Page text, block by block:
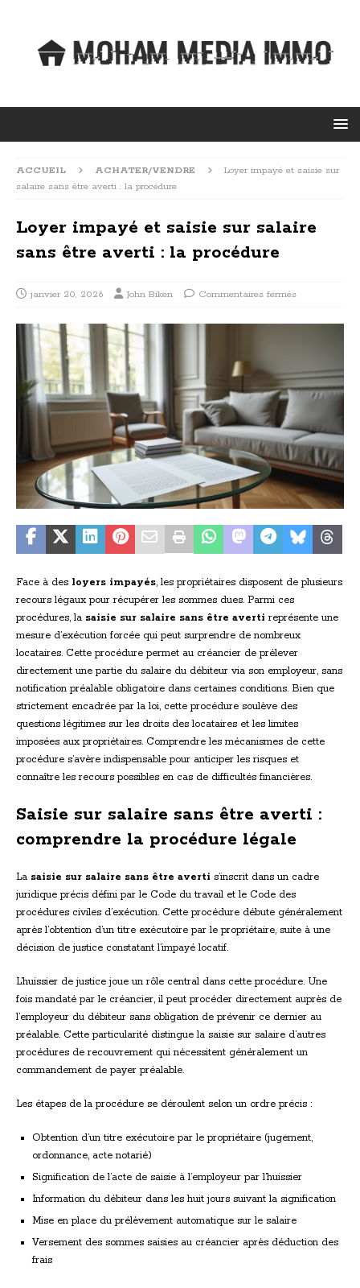
ACCUEIL ACHATER/VENDRE
Loyer impayé et saisie sur
salaire sans être averti : la procédure
Loyer impayé et saisie sur salaire
sans être averti : la procédure
janvier 20, 2026 John Biken Commentaires fermés
Face à des loyers impayés, les propriétaires disposent de plusieurs
recours légaux pour récupérer les sommes dues. Parmi ces
procédures, la saisie sur salaire sans être averti représente une
mesure d’exécution forcée qui peut surprendre de nombreux
locataires. Cette procédure permet au créancier de prélever
directement une partie du salaire du débiteur via son employeur, sans
notification préalable obligatoire dans certaines conditions. Bien que
strictement encadrée par la loi, cette procédure soulève des
questions légitimes sur les droits des locataires et les limites
imposées aux propriétaires. Comprendre les mécanismes de cette
procédure s’avère indispensable pour anticiper les risques et
connaître les recours possibles en cas de difficultés financières.
Saisie sur salaire sans être averti :
comprendre la procédure légale
La saisie sur salaire sans être averti s’inscrit dans un cadre
juridique précis défini par le Code du travail et le Code des
procédures civiles d’exécution. Cette procédure débute généralement
après l’obtention d’un titre exécutoire par le propriétaire, suite à une
décision de justice constatant l’impayé locatif.
L’huissier de justice joue un rôle central dans cette procédure. Une
fois mandaté par le créancier, il peut procéder directement auprès de
l’employeur du débiteur sans obligation de prévenir ce dernier au
préalable. Cette particularité distingue la saisie sur salaire d’autres
procédures de recouvrement qui nécessitent généralement un
commandement de payer préalable.
Les étapes de la procédure se déroulent selon un ordre précis :
Obtention d’un titre exécutoire par le propriétaire (jugement,
ordonnance, acte notarié)
Signification de l’acte de saisie à l’employeur par l’huissier
Information du débiteur dans les huit jours suivant la signification
Mise en place du prélèvement automatique sur le salaire
Versement des sommes saisies au créancier après déduction des
frais